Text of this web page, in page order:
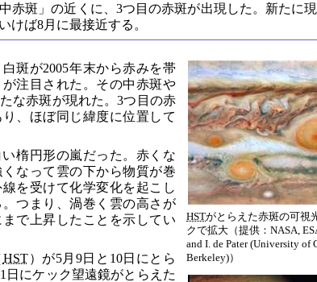
赤斑」の近くに、3つ目の赤斑が出現した。新たに
けば8月に最接近する。
HSTがとらえた赤斑の可視
クで拡大（提供：NASA,
and I. de Pater (University of
Berkeley)）
斑が2005年末から赤みを帯
注目された。その中赤斑や
な赤斑が現れた。3つ目の赤
、ほぼ同じ緯度に位置して
楕円形の嵐だった。赤くな
なって雲の下から物質が巻
を受けて化学変化を起こし
つまり、渦巻く雲の高さが
で上昇したことを示してい
HST）が5月9日と10日にとら
日にケック望遠鏡がとらえた